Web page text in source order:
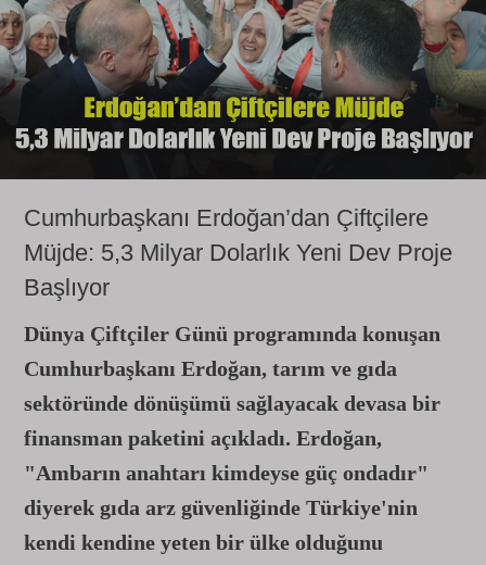
Cumhurbaşkanı Erdoğan’dan Çiftçilere
Müjde: 5,3 Milyar Dolarlık Yeni Dev Proje
Başlıyor
Dünya Çiftçiler Günü programında konuşan
Cumhurbaşkanı Erdoğan, tarım ve gıda
sektöründe dönüşümü sağlayacak devasa bir
finansman paketini açıkladı. Erdoğan,
"Ambarın anahtarı kimdeyse güç ondadır"
diyerek gıda arz güvenliğinde Türkiye'nin
kendi kendine yeten bir ülke olduğunu